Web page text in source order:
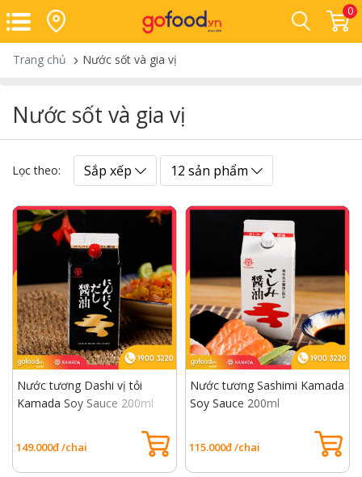
0
Trang chủ Nước sốt và gia vị
Nước sốt và gia vị
Lọc theo: Sắp xếp 12 sản phẩm
Nước tương Dashi vị tỏi
Kamada Soy Sauce 200ml
149.000đ /chai
Nước tương Sashimi Kamada
Soy Sauce 200ml
115.000đ /chai